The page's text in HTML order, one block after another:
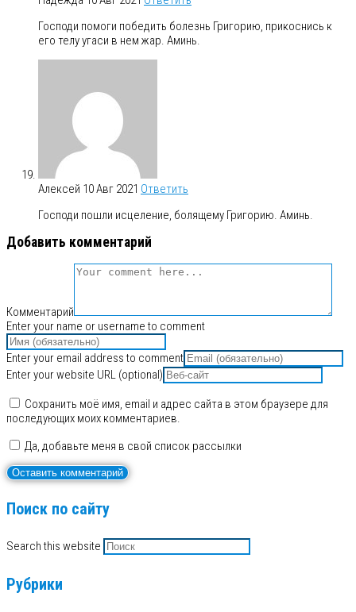
Господи помоги победить болезнь Григорию, прикоснись к
его телу угаси в нем жар. Аминь.
Алексей 10 Авг 2021 Ответить
Господи пошли исцеление, болящему Григорию. Аминь.
Добавить комментарий
Комментарий
Enter your name or username to comment
Enter your email address to comment
Enter your website URL (optional)
Сохранить моё имя, email и адрес сайта в этом браузере для
последующих моих комментариев.
Да, добавьте меня в свой список рассылки
Поиск по сайту
Search this website
Рубрики